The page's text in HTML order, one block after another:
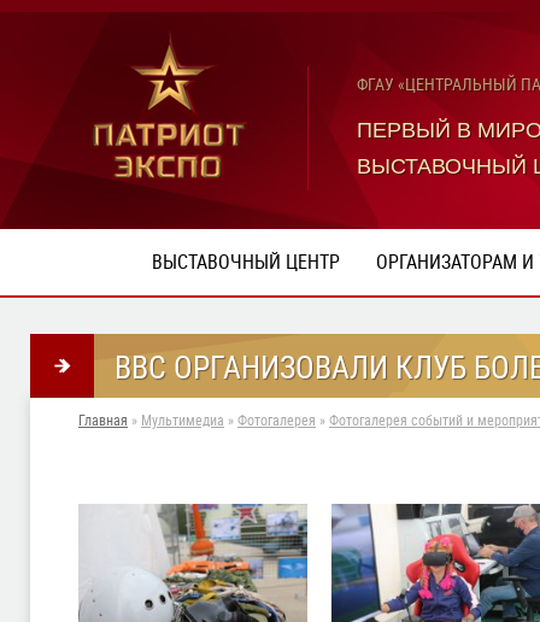
ФГАУ «ЦЕНТРАЛЬНЫЙ
ПЕРВЫЙ В
ВЫСТАВОЧНЫЙ
ВЫСТАВОЧНЫЙ ЦЕНТР ОРГАНИЗАТОРАМ
ВВС ОРГАНИЗОВАЛИ КЛУБ
Главная » Мультимедиа » Фотогалерея » Фотогалерея событий и